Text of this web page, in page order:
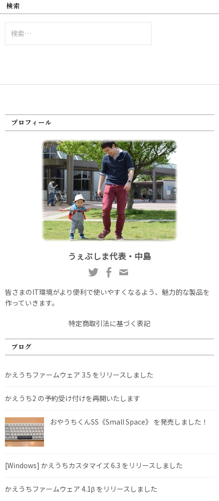
検索
索:
プロフィール
うぇぶしま代表・中島
皆さまのIT環境がより便利で使いやすくなるよう、魅力的な製品を
作っていきます。
特定商取引法に基づく表記
ブログ
かえうちファームウェア 3.5 をリリースしました
かえうち2 の予約受け付けを再開いたします
おやうちくんSS《Small Space》 を発売しました！
[Windows] かえうちカスタマイズ 6.3 をリリースしました
かえうちファームウェア 4.1β をリリースしました